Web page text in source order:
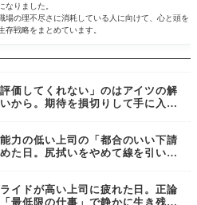
なりました。
場の理不尽さに消耗している人に向けて、心と頭を
存戦略をまとめています。
評価してくれない」のはアイツの解
から。期待を損切りして手に入れ
力の低い上司の「都合のいい下請
た日。尻拭いをやめて線を引いた
イドが高い上司に疲れた日。正論
最低限の仕事」で静かに生き残る